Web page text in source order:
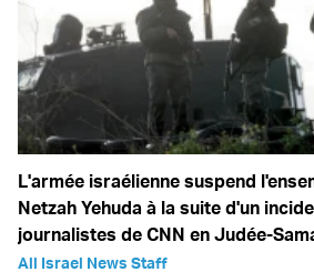
L'armée israélienne suspend
Netzah Yehuda à la suite d'un
journalistes de CNN en Judée-
All Israel News Staff